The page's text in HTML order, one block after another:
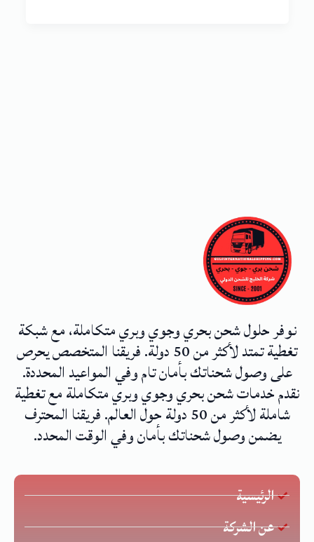
نوفر حلول شحن بحري وجوي وبري متكاملة، مع شبكة
تغطية تمتد لأكثر من 50 دولة. فريقنا المتخصص يحرص
على وصول شحناتك بأمان تام وفي المواعيد المحددة.
نقدم خدمات شحن بحري وجوي وبري متكاملة مع تغطية
شاملة لأكثر من 50 دولة حول العالم. فريقنا المحترف
يضمن وصول شحناتك بأمان وفي الوقت المحدد.
الرئيسية
عن الشركة